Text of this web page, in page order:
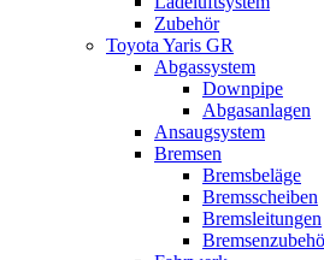
Zubehör
Toyota Yaris GR
Abgassystem
Downpipe
Abgasanlagen
Ansaugsystem
Bremsen
Bremsbeläge
Bremsscheiben
Bremsleitungen